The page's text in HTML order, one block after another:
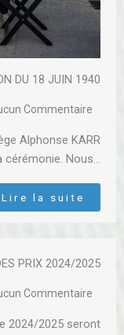
DU 18 JUIN 1940
Commentaire
Alphonse KARR
cérémonie. Nous…
Lire la suite
PRIX 2024/2025
Commentaire
2024/2025 seront